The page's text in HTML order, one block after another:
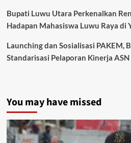
Bupati Luwu Utara Perkenalkan
Hadapan Mahasiswa Luwu Raya di
Launching dan Sosialisasi PAKEM,
Standarisasi Pelaporan Kinerja ASN
You may have missed